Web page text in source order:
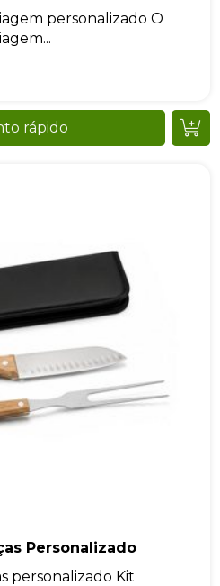
personalizado O
rápido
Personalizado
personalizado Kit